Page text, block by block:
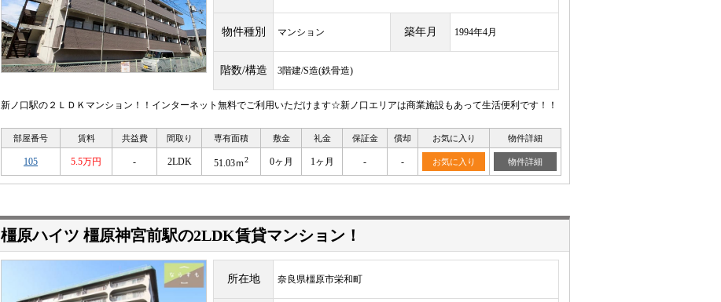
物件種別 マンション 築年月 1994年4月
階数/構造 3階建/S造(鉄骨造)
新ノ口駅の２ＬＤＫマンション！！インターネット無料でご利用いただけます☆新ノ口エリアは商業施設もあって生活便利です！！
部屋番号 賃料 共益費 間取り 専有面積 敷金 礼金 保証金 償却 お気に入り 物件詳細
105 5.5万円 - 2LDK 51.03ｍ2 0ヶ月 1ヶ月 - - お気に入り 物件詳細
橿原ハイツ 橿原神宮前駅の2LDK賃貸マンション！
所在地 奈良県橿原市栄和町